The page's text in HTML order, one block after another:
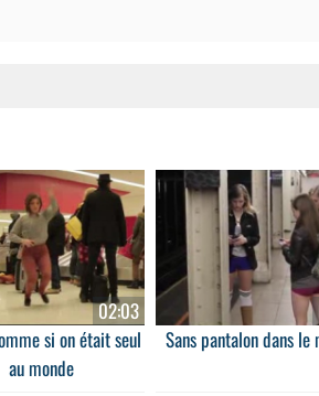
02:03
si on était seul
au monde
Sans pantalon dans le